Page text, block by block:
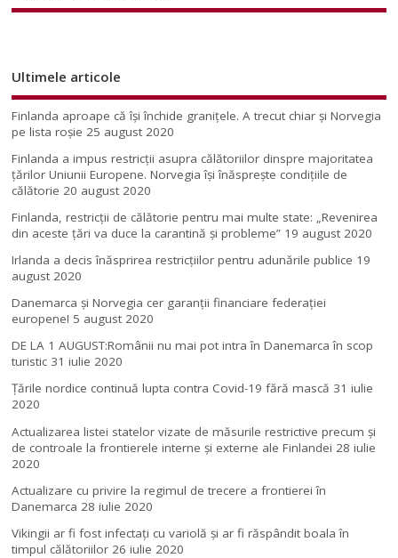
Ultimele articole
Finlanda aproape că își închide granițele. A trecut chiar și Norvegia
pe lista roșie 25 august 2020
Finlanda a impus restricţii asupra călătoriilor dinspre majoritatea
ţărilor Uniunii Europene. Norvegia își înăsprește condițiile de
călătorie 20 august 2020
Finlanda, restricţii de călătorie pentru mai multe state: „Revenirea
din aceste ţări va duce la carantină şi probleme” 19 august 2020
Irlanda a decis înăsprirea restricțiilor pentru adunările publice 19
august 2020
Danemarca și Norvegia cer garanții financiare federației
europene! 5 august 2020
DE LA 1 AUGUST:Românii nu mai pot intra în Danemarca în scop
turistic 31 iulie 2020
Țările nordice continuă lupta contra Covid-19 fără mască 31 iulie
2020
Actualizarea listei statelor vizate de măsurile restrictive precum și
de controale la frontierele interne și externe ale Finlandei 28 iulie
2020
Actualizare cu privire la regimul de trecere a frontierei în
Danemarca 28 iulie 2020
Vikingii ar fi fost infectaţi cu variolă şi ar fi răspândit boala în
timpul călătoriilor 26 iulie 2020